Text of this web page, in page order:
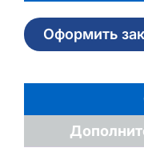
Оформить